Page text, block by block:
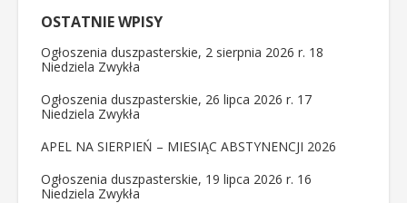
OSTATNIE WPISY
Ogłoszenia duszpasterskie, 2 sierpnia 2026 r. 18
Niedziela Zwykła
Ogłoszenia duszpasterskie, 26 lipca 2026 r. 17
Niedziela Zwykła
APEL NA SIERPIEŃ – MIESIĄC ABSTYNENCJI 2026
Ogłoszenia duszpasterskie, 19 lipca 2026 r. 16
Niedziela Zwykła